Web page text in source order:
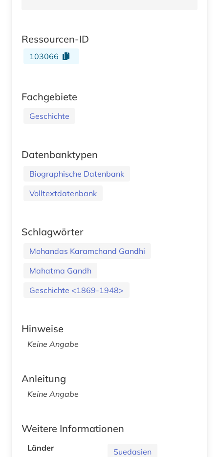
Ressourcen-ID
103066
Fachgebiete
Geschichte
Datenbanktypen
Biographische Datenbank
Volltextdatenbank
Schlagwörter
Mohandas Karamchand Gandhi
Mahatma Gandh
Geschichte <1869-1948>
Hinweise
Keine Angabe
Anleitung
Keine Angabe
Weitere Informationen
Länder Suedasien